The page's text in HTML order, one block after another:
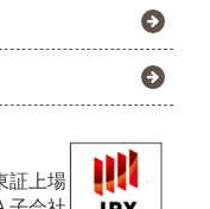
証上場